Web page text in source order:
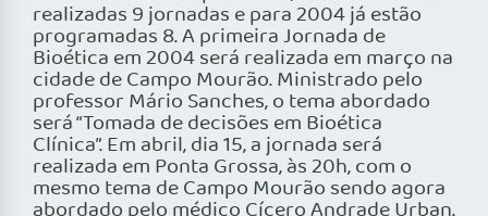
realizadas 9 jornadas e para 2004 já estão
programadas 8. A primeira Jornada de
Bioética em 2004 será realizada em março na
cidade de Campo Mourão. Ministrado pelo
professor Mário Sanches, o tema abordado
será “Tomada de decisões em Bioética
Clínica”. Em abril, dia 15, a jornada será
realizada em Ponta Grossa, às 20h, com o
mesmo tema de Campo Mourão sendo agora